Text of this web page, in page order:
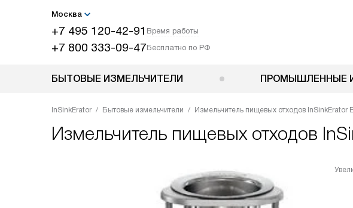
Москва
+7 495 120-42-91 Время работы
+7 800 333-09-47Бесплатно по РФ
БЫТОВЫЕ ИЗМЕЛЬЧИТЕЛИ ПРОМЫШЛЕННЫЕ
InSinkErator Бытовые измельчители Измельчитель пищевых отходов InSinkErator
Измельчитель пищевых отходов